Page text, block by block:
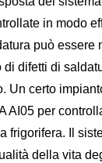
in modo
può essere
di difetti di
Un certo
AI05 per
frigorifera. Il
della vita